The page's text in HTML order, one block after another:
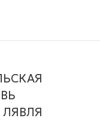
ЛЯВЛЯ